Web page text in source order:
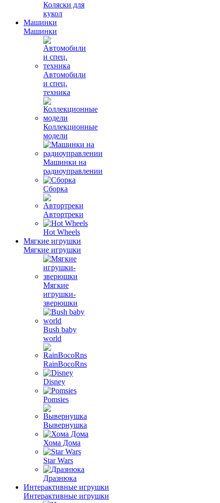
Коляски для
кукол
Машинки
Машинки
Автомобили
и спец.
техника
Коллекционные
модели
Машинки на
радиоуправлении
Сборка
Автортреки
Hot Wheels
Мягкие игрушки
Мягкие игрушки
Мягкие
игрушки-
зверюшки
Bush baby
world
RainBocoRns
Disney
Pomsies
Вывернушка
Хома Дома
Star Wars
Дразнюка
Интерактивные игрушки
Интерактивные игрушки